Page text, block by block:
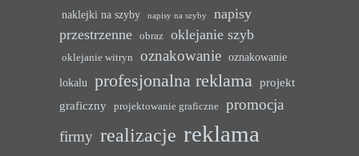
naklejki na szyby
napisy na szyby
napisy
przestrzenne
obraz oklejanie szyb
oklejanie witryn oznakowanie oznakowanie
lokalu profesjonalna reklama projekt
graficzny
projektowanie graficzne
promocja
firmy realizacje reklama